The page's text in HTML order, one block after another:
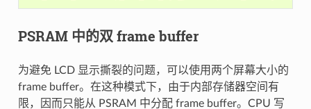
PSRAM 中的双 frame buffer
为避免 LCD 显示撕裂的问题，可以使用两个屏幕大小的
frame buffer。在这种模式下，由于内部存储器空间有
限，因而只能从 PSRAM 中分配 frame buffer。CPU 写